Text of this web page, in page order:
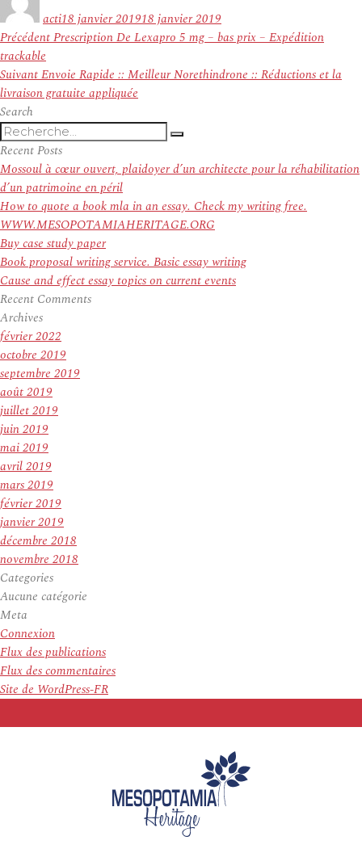
actile
18 janvier 201918 janvier 2019
Navigation
de
l’article
PrécédentArticle
Prescription De Lexapro 5 mg – bas prix – Expédition
trackable
SuivantArticle
suivant :
Envoie Rapide :: Meilleur Norethindrone :: Réductions et la
livraison gratuite appliquée
Search
Recherche
pour
:
Recherche
Recent Posts
Mossoul à cœur ouvert, plaidoyer d’un architecte pour la réhabilitation
d’un patrimoine en péril
How to quote a book mla in an essay. Check my writing free.
WWW.MESOPOTAMIAHERITAGE.ORG
Buy case study paper
Book proposal writing service. Basic essay writing
Cause and effect essay topics on current events
Recent Comments
Archives
février 2022
octobre 2019
septembre 2019
août 2019
juillet 2019
juin 2019
mai 2019
avril 2019
mars 2019
février 2019
janvier 2019
décembre 2018
novembre 2018
Categories
Aucune catégorie
Meta
Connexion
Flux des publications
Flux des commentaires
Site de WordPress-FR